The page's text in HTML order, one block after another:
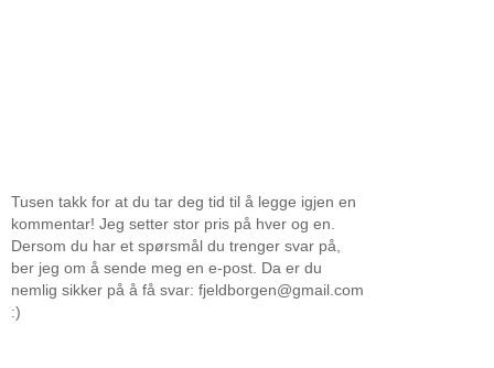
Tusen takk for at du tar deg tid til å legge igjen en
kommentar! Jeg setter stor pris på hver og en.
Dersom du har et spørsmål du trenger svar på,
ber jeg om å sende meg en e-post. Da er du
nemlig sikker på å få svar: fjeldborgen@gmail.com
:)